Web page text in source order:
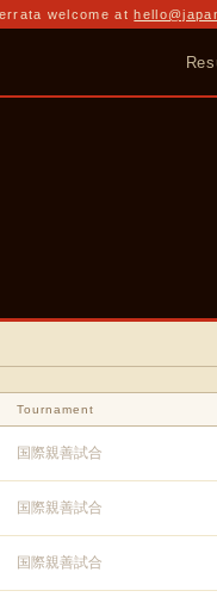
welcome at
Tournament
国際親善試合
国際親善試合
国際親善試合